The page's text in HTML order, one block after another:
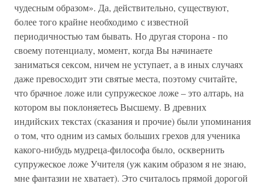
чудесным образом». Да, действительно, существуют,
более того крайне необходимо с известной
периодичностью там бывать. Но другая сторона - по
своему потенциалу, момент, когда Вы начинаете
заниматься сексом, ничем не уступает, а в иных случаях
даже превосходит эти святые места, поэтому считайте,
что брачное ложе или супружеское ложе – это алтарь, на
котором вы поклоняетесь Высшему. В древних
индийских текстах (сказания и прочие) были упоминания
о том, что одним из самых больших грехов для ученика
какого-нибудь мудреца-философа было, осквернить
супружеское ложе Учителя (уж каким образом я не знаю,
мне фантазии не хватает). Это считалось прямой дорогой